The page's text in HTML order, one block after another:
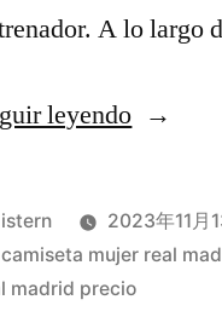
A lo largo
leyendo«marco
de
futbol»
Publicado
por
istern 2023年11月
Etiquetas:
camiseta mujer real
madrid precio